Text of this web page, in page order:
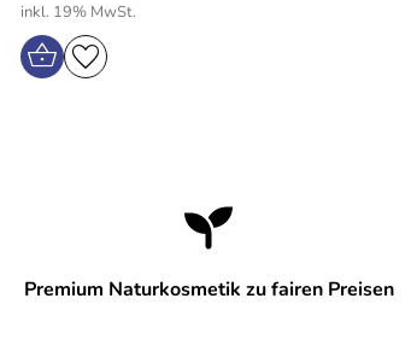
inkl. 19% MwSt.
Premium Naturkosmetik zu fairen Preisen